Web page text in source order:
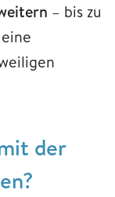
– bis zu
der